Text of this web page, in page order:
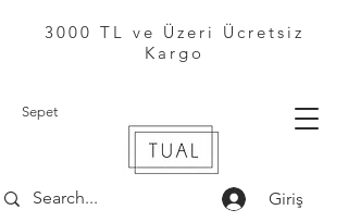
Sepet
Giriş
3000 TL ve Üzeri Ücretsiz
Kargo